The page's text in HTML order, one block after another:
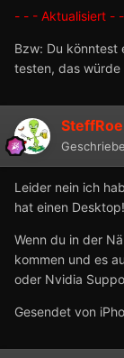
- - - Aktualisiert -
Bzw: Du könntest
testen, das würde
SteffRoe
Leider nein ich
hat einen Desktop!
Wenn du in der
kommen und es
oder Nvidia
Gesendet von